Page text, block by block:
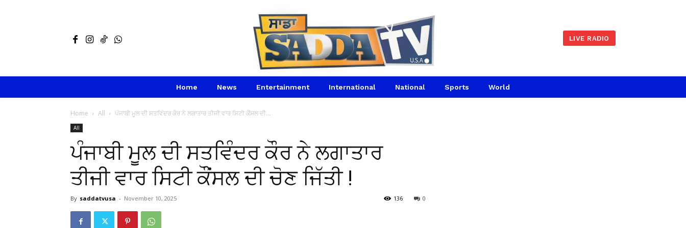
LIVE RADIO
Home News Entertainment International National Sports World
Home All ਪੰਜਾਬੀ ਮੂਲ ਦੀ ਸਤਵਿੰਦਰ ਕੌਰ ਨੇ ਲਗਾਤਾਰ ਤੀਜੀ ਵਾਰ ਸਿਟੀ ਕੌਂਸਲ ਦੀ...
All
ਪੰਜਾਬੀ ਮੂਲ ਦੀ ਸਤਵਿੰਦਰ ਕੌਰ ਨੇ ਲਗਾਤਾਰ
ਤੀਜੀ ਵਾਰ ਸਿਟੀ ਕੌਂਸਲ ਦੀ ਚੋਣ ਜਿੱਤੀ !
By saddatvusa - November 10, 2025 0
136